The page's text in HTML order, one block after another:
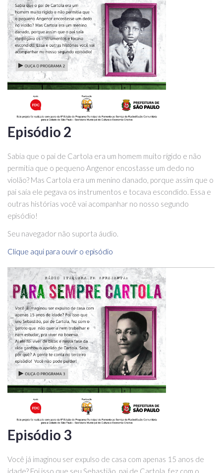
Episódio 2
Sabia que o pai de Cartola era um homem muito rígido e não
permitia que o pequeno Angenor encostasse um dedo no
violão? Mas Cartola era um menino danado, porque assim que o
pai saía ele pegava os instrumentos e tocava escondido. Essa e
outras histórias você vai acompanhar no nosso segundo
episódio!
Seu navegador não suporta áudio.
Clique aqui para ouvir o episódio
Episódio 3
Você já imaginou ser expulso de casa com apenas 15 anos de
idade? Foi isso que seu Sebastião, pai de Cartola, fez com o